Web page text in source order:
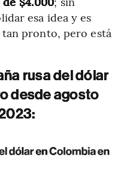
esa idea y es
tan pronto, pero está
rusa del dólar
desde agosto